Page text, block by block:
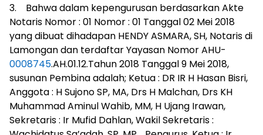
3. Bahwa dalam kepengurusan berdasarkan Akte
Notaris Nomor : 01 Nomor : 01 Tanggal 02 Mei 2018
yang dibuat dihadapan HENDY ASMARA, SH, Notaris di
Lamongan dan terdaftar Yayasan Nomor AHU-
0008745.AH.01.12.Tahun 2018 Tanggal 9 Mei 2018,
susunan Pembina adalah; Ketua : DR IR H Hasan Bisri,
Anggota : H Sujono SP, MA, Drs H Malchan, Drs KH
Muhammad Aminul Wahib, MM, H Ujang Irawan,
Sekretaris : Ir Mufid Dahlan, Wakil Sekretaris :